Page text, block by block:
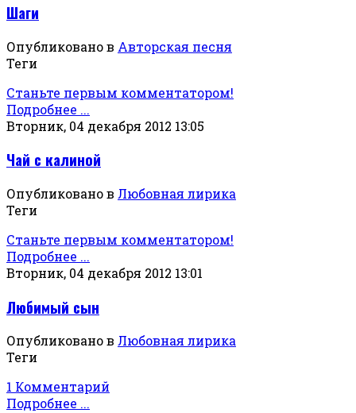
Шаги
Опубликовано в Авторская песня
Теги
Станьте первым комментатором!
Подробнее ...
Вторник, 04 декабря 2012 13:05
Чай с калиной
Опубликовано в Любовная лирика
Теги
Станьте первым комментатором!
Подробнее ...
Вторник, 04 декабря 2012 13:01
Любимый сын
Опубликовано в Любовная лирика
Теги
1 Комментарий
Подробнее ...